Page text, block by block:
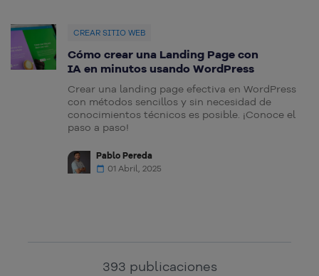
CREAR SITIO WEB
Cómo crear una Landing Page con
IA en minutos usando WordPress
Crear una landing page efectiva en WordPress
con métodos sencillos y sin necesidad de
conocimientos técnicos es posible. ¡Conoce el
paso a paso!
Pablo Pereda
01 Abril, 2025
393 publicaciones